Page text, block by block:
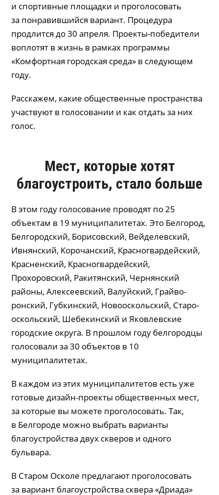
и спортивные площадки и проголосовать
за понравившийся вариант. Процедура
продлится до 30 апреля. Проекты-победители
воплотят в жизнь в рамках программы
«Комфортная городская среда» в следующем
году.
Расскажем, какие общественные пространства
участвуют в голосовании и как отдать за них
голос.
Мест, которые хотят
благоустроить, стало больше
В этом году голосование проводят по 25
объектам в 19 муниципалитетах. Это Белгород,
Белгородский, Борисовский, Вейделев­ский,
Ивнянский, Корочан­ский, Крас­но­­гвардейский,
Краснен­ский, Красногвардейский,
Прохоровский, Ракитянский, Чер­нянский
районы, Алексе­евский, Валуйский, Грай­во­
ронский, Губ­кин­ский, Новооскольский, Старо­
оскольский, Шебекинский и Яковлевские
городские округа. В прошлом году белгородцы
голосовали за 30 объектов в 10
муниципалитетах.
В каждом из этих муниципалитетов есть уже
готовые дизайн-проекты общественных мест,
за которые вы можете проголосовать. Так,
в Белгороде можно выбрать варианты
благоустройства двух скверов и одного
бульвара.
В Старом Осколе предлагают проголосовать
за вариант благоустройства сквера «Дриада»